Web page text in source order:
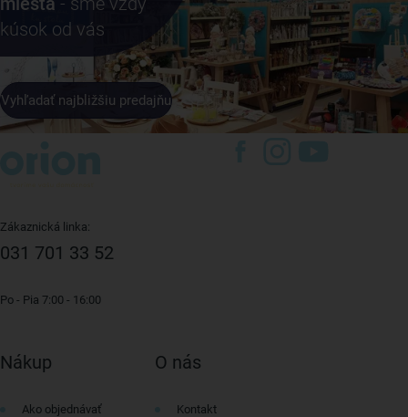
kúsok od vás
Vyhľadať najbližšiu predajňu
Zákaznická linka:
031 701 33 52
Po - Pia 7:00 - 16:00
Nákup
Ako objednávať
O nás
Kontakt